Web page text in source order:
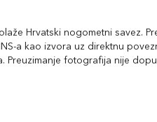
Hrvatski nogometni savez.
a kao izvora uz direktnu
Preuzimanje fotografija nije